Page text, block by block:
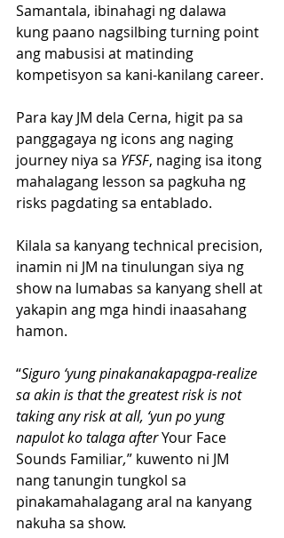
Samantala, ibinahagi ng dalawa
kung paano nagsilbing turning point
ang mabusisi at matinding
kompetisyon sa kani-kanilang career.
Para kay JM dela Cerna, higit pa sa
panggagaya ng icons ang naging
journey niya sa YFSF, naging isa itong
mahalagang lesson sa pagkuha ng
risks pagdating sa entablado.
Kilala sa kanyang technical precision,
inamin ni JM na tinulungan siya ng
show na lumabas sa kanyang shell at
yakapin ang mga hindi inaasahang
hamon.
“Siguro ‘yung pinakanakapagpa-realize
sa akin is that the greatest risk is not
taking any risk at all, ‘yun po yung
napulot ko talaga after Your Face
Sounds Familiar,” kuwento ni JM
nang tanungin tungkol sa
pinakamahalagang aral na kanyang
nakuha sa show.